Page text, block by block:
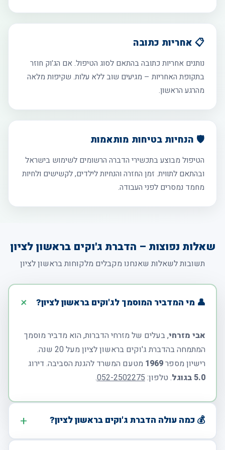
📋 אחריות כתובה
נותנים אחריות כתובה בהתאם לסוג הטיפול. אם הג'וק חוזר
בתקופת האחריות – מגיעים שוב ללא עלות. שקיפות מלאה
מהרגע הראשון.
🛡️ הנחיות בטיחות מותאמות
הטיפול מבוצע בתכשירי הדברה הרשומים לשימוש בישראל
ובהתאם לתווית. זמן החזרה והנחיות לילדים, לקשישים ולחיות
מחמד נמסרים לפני העבודה.
שאלות נפוצות – הדברת ג'וקים בראשון לציון
תשובות לשאלות שאנחנו מקבלים מלקוחות בראשון לציון
👤 מי המדביר המוסמך לג'וקים בראשון לציון?
אבי מזרחי, בעלים של מזרחי הדברות, הוא מדביר מוסמך
המתמחה בהדברת ג'וקים בראשון לציון מעל 20 שנה.
רישיון מספר1969 מטעם המשרד להגנת הסביבה. דירוג
5.0 בגוגל
. טלפון: 052-2502275
.
💰 כמה עולה הדברת ג'וקים בראשון לציון?